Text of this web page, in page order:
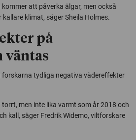
att påverka älgar, men också
klimat, säger Sheila Holmes.
på
väntas
forskarna tydliga negativa vädereffekter
men inte lika varmt som år 2018 och
kall, säger Fredrik Widemo, viltforskare